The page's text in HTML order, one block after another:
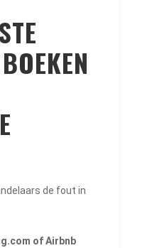
de fout in
of Airbnb